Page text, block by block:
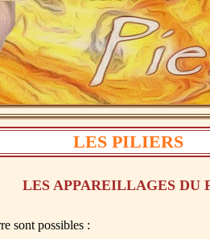
LES PILIERS
LES APPAREILLAGES DU
sont possibles :